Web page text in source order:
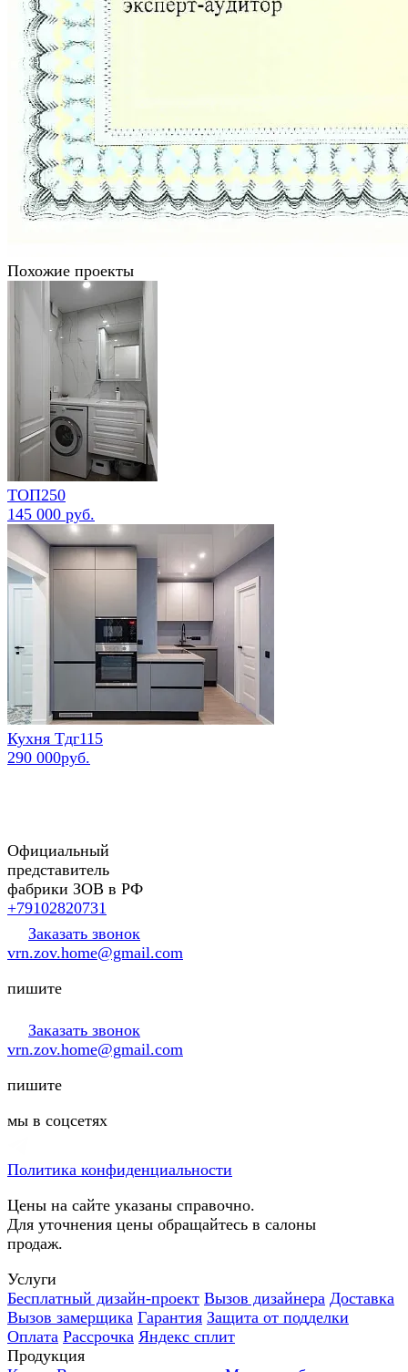
Похожие проекты
ТОП250
145 000 руб.
Кухня Тдг115
290 000руб.
Официальный
представитель
фабрики ЗОВ в РФ
+79102820731
Заказать звонок
vrn.zov.home@gmail.com
пишите
Заказать звонок
vrn.zov.home@gmail.com
пишите
мы в соцсетях
Политика конфиденциальности
Цены на сайте указаны справочно.
Для уточнения цены обращайтесь в салоны
продаж.
Услуги
Бесплатный дизайн-проект Вызов дизайнера Доставка
Вызов замерщика Гарантия Защита от подделки
Оплата Рассрочка Яндекс сплит
Продукция